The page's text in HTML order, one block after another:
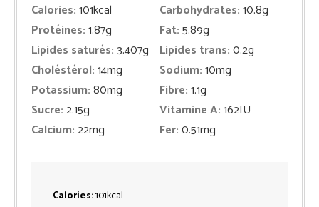
Calories:101kcal Carbohydrates:10.8g
Protéines:1.87g Fat:5.89g
Lipides saturés:3.407g Lipides trans:0.2g
Choléstérol:14mg Sodium:10mg
Potassium:80mg Fibre:1.1g
Sucre:2.15g Vitamine A:162IU
Calcium:22mg Fer:0.51mg
Calories:101kcal